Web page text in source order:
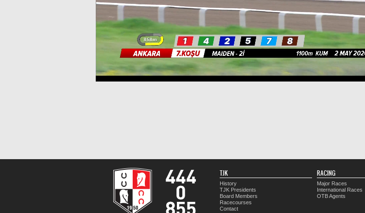
TJK
History
TJK Presidents
Board Members
Racecourses
Contact
RACING
Major Races
International Races
OTB Agents